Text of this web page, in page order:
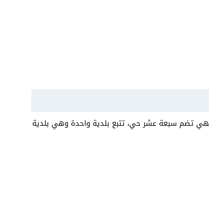
تضم سبعة عشر حي، تتبع بلدية واحدة وهي بلدية